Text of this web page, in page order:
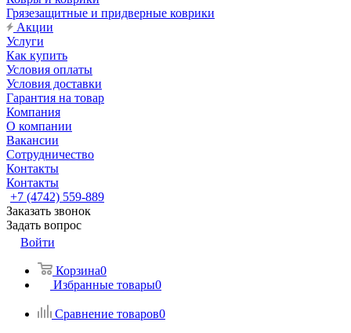
Грязезащитные и придверные коврики
Акции
Услуги
Как купить
Условия оплаты
Условия доставки
Гарантия на товар
Компания
О компании
Вакансии
Сотрудничество
Контакты
Контакты
+7 (4742) 559-889
Заказать звонок
Задать вопрос
Войти
Корзина0
Избранные товары0
Сравнение товаров0